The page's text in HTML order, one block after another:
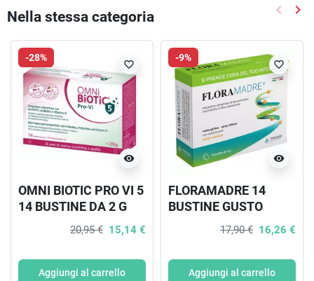
Nella stessa categoria keyboard_arrow_left keyboard_arrow_right
-28%
visibility
favorite_border
OMNI BIOTIC PRO VI 5
14 BUSTINE DA 2 G
20,95 € 15,14 €
Aggiungi al carrello
-9%
visibility
favorite_border
FLORAMADRE 14
BUSTINE GUSTO
ARANCIA17,90 € 16,26 €
Aggiungi al carrello